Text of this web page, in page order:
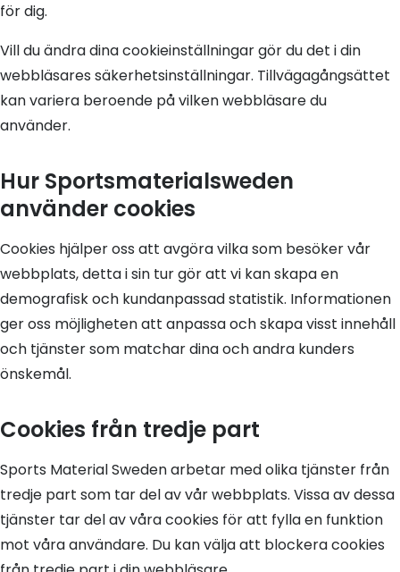
för dig.
Vill du ändra dina cookieinställningar gör du det i din
webbläsares säkerhetsinställningar. Tillvägagångsättet
kan variera beroende på vilken webbläsare du
använder.
Hur Sportsmaterialsweden
använder cookies
Cookies hjälper oss att avgöra vilka som besöker vår
webbplats, detta i sin tur gör att vi kan skapa en
demografisk och kundanpassad statistik. Informationen
ger oss möjligheten att anpassa och skapa visst innehåll
och tjänster som matchar dina och andra kunders
önskemål.
Cookies från tredje part
Sports Material Sweden arbetar med olika tjänster från
tredje part som tar del av vår webbplats. Vissa av dessa
tjänster tar del av våra cookies för att fylla en funktion
mot våra användare. Du kan välja att blockera cookies